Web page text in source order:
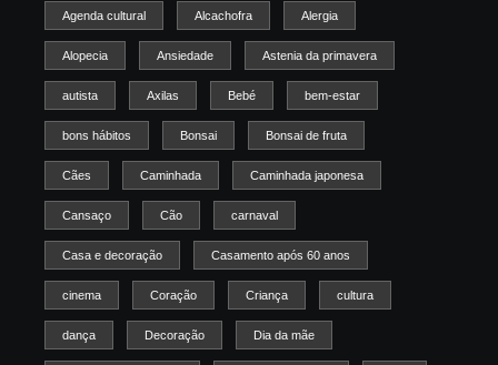
Agenda cultural Alcachofra Alergia
Alopecia Ansiedade Astenia da primavera
autista Axilas Bebé bem-estar
bons hábitos Bonsai Bonsai de fruta
Cães Caminhada Caminhada japonesa
Cansaço Cão carnaval
Casa e decoração Casamento após 60 anos
cinema Coração Criança cultura
dança Decoração Dia da mãe